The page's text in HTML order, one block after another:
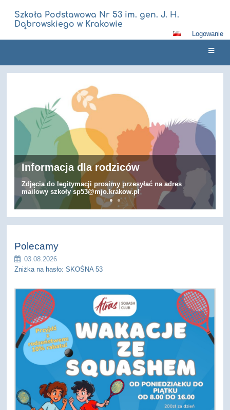
Szkoła Podstawowa Nr 53 im. gen. J. H.
Dąbrowskiego w Krakowie
Logowanie
Informacja dla rodziców
Zdjęcia do legitymacji prosimy przesyłać na adres
mailowy szkoły sp53@mjo.krakow.pl
Polecamy
03.08.2026
Zniżka na hasło: SKOŚNA 53